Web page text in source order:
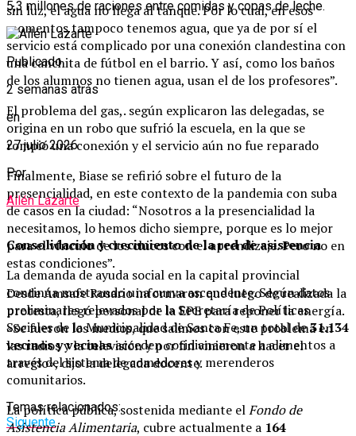
sin luz, el agua no llega al tanque. Por lo cual, en esos
momentos tampoco tenemos agua, que ya de por sí el
servicio está complicado por una conexión clandestina con
una canchita de fútbol en el barrio. Y así, como los baños
de los alumnos no tienen agua, usan el de los profesores”.
El problema del gas,. según explicaron las delegadas, se
origina en un robo que sufrió la escuela, en la que se
rompió una conexión y el servicio aún no fue reparado
Finalmente, Biase se refirió sobre el futuro de la
presencialidad, en este contexto de la pandemia con suba
de casos en la ciudad: “Nosotros a la presencialidad la
necesitamos, lo hemos dicho siempre, porque es lo mejor
para el vínculo de los chicos con el aprendizaje. Pero no en
estas condiciones”.
Desde Amsafe Rosario informaron que luego de realizada la
protesta, llegó personal de la EPE para reponer la energía.
«Se fueron los medios, que salimos con este problema en
las radios y la televisión y por fin vinieron a hacer el
arreglo», dijo la delegada docente.
Temas relacionados:
Siguente
5,3 millones de raciones entre comidas y copas de leche.
Publicado
2 semanas atrás
en
27 julio 2026
Por
Ailén Lazarte
Consolidación y crecimiento de la red de asistencia
La demanda de ayuda social en la capital provincial
continúa mostrando una curva ascendente. Según datos
preliminares relevados por la Secretaría de Políticas
Sociales de la Municipalidad de Santa Fe, un total de31.134
vecinos y vecinasacceden cotidianamente a alimentos a
través del sistema de comedores y merenderos
comunitarios.
La política pública, sostenida mediante elFondo de
Asistencia Alimentaria, cubre actualmente a 164